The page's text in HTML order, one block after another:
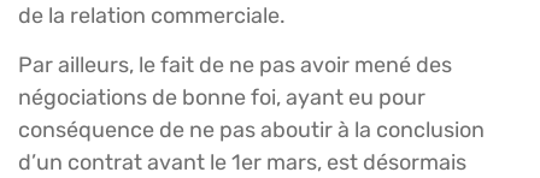
de la relation commerciale.
Par ailleurs, le fait de ne pas avoir mené des
négociations de bonne foi, ayant eu pour
conséquence de ne pas aboutir à la conclusion
d’un contrat avant le 1er mars, est désormais